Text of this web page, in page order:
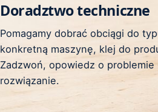
Doradztwo techniczne
Pomagamy dobrać obciągi do
konkretną maszynę, klej do
Zadzwoń, opowiedz o
rozwiązanie.